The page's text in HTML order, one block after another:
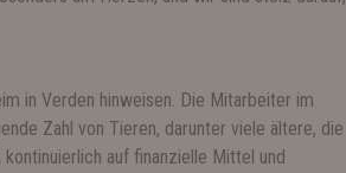
in Verden hinweisen. Die Mitarbeiter im
Zahl von Tieren, darunter viele ältere, die
auf finanzielle Mittel und